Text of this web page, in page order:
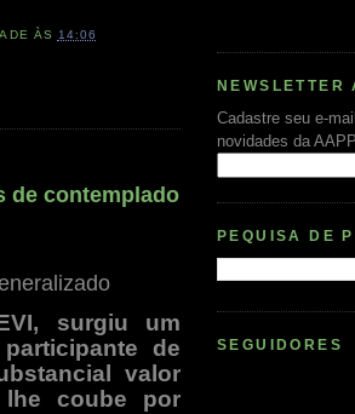
ÀS 14:06
de contemplado
surgiu um
de
valor
coube por
NEWSLETTER
Cadastre seu e-
novidades da
PEQUISA DE
SEGUIDORES